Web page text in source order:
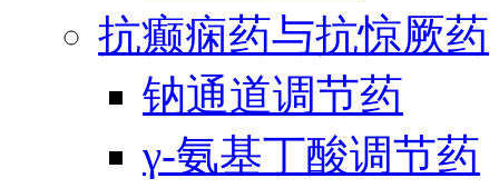
抗癫痫药与抗惊厥药
钠通道调节药
γ-氨基丁酸调节药